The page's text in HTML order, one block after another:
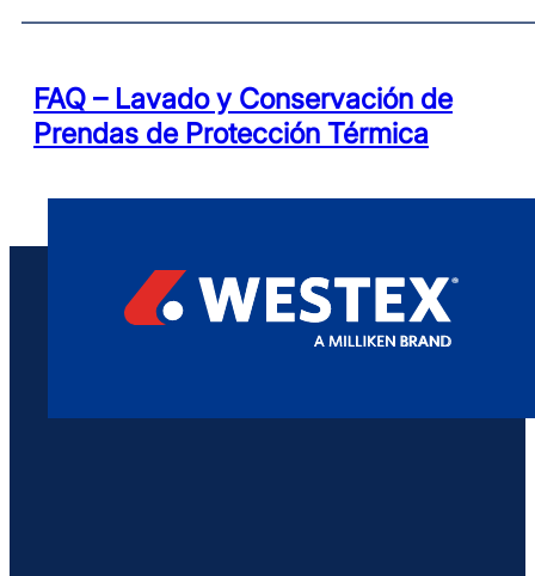
FAQ – Lavado y Conservación de
Prendas de Protección Térmica